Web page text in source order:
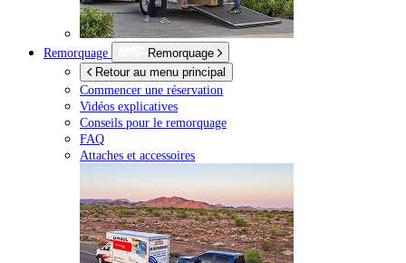
Remorquage
Remorquage
Retour au menu principal
Commencer une réservation
Vidéos explicatives
Conseils pour le remorquage
FAQ
Attaches et accessoires